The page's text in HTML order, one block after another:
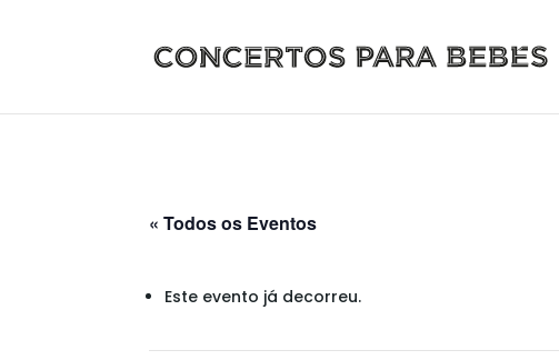
« Todos os Eventos
Este evento já decorreu.